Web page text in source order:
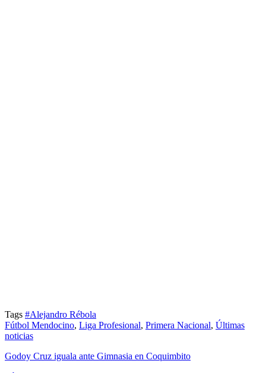
Tags #Alejandro Rébola
Fútbol Mendocino, Liga Profesional, Primera Nacional, Últimas
noticias
Godoy Cruz iguala ante Gimnasia en Coquimbito